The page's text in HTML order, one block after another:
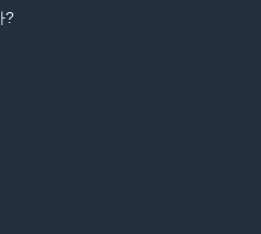
, 새 t2.micro EC2 인스턴스를 시작
이 없으면 일시 중지됩니다.
걸릴 수 있습니다.
이 열립니다.
쳤습니다. 첫 번째 모듈에서는,
하고 검색합니다.
?